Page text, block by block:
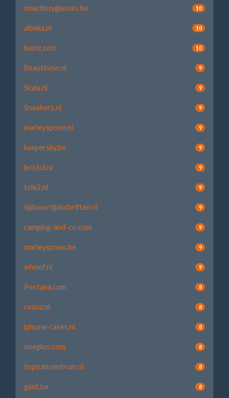
smartbuyglasses.be 10
albeka.nl 10
bemz.com 10
Beautinow.nl 9
Skala.nl 9
Sneakers.nl 9
marleyspoon.nl 9
kaspersky.be 9
bristol.nl 9
tele2.nl 9
tijdvoortijdschriften.nl 9
camping-and-co.com 9
marleyspoon.be 9
whoef.nl 9
Pestana.com 8
rosuz.nl 8
iphone-cases.nl 8
oneplus.com 8
toptuincentrum.nl 8
gant.be 8